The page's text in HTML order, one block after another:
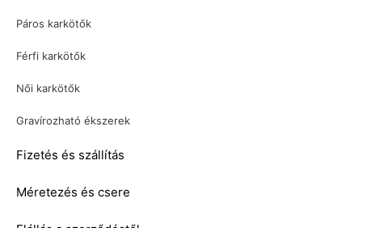
Páros karkötők
Férfi karkötők
Női karkötők
Gravírozható ékszerek
Fizetés és szállítás
Méretezés és csere